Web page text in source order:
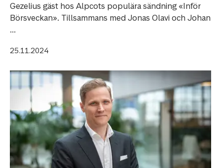
Gezelius gäst hos Alpcots populära sändning «Inför
Börsveckan». Tillsammans med Jonas Olavi och Johan
...
25.11.2024